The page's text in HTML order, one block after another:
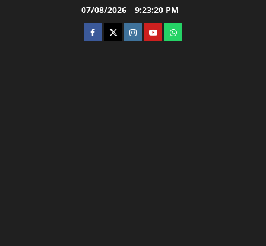
07/08/2026 9:23:22 PM
facebooktwitterinstagram.com
youtubewhatsapp